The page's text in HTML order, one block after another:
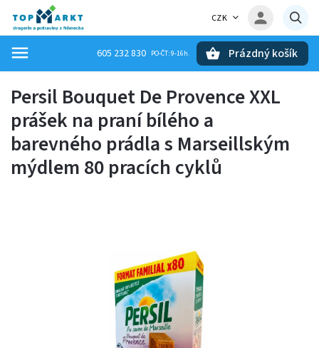
CZK
605 232 830 Prázdný košík
Persil Bouquet De Provence XXL
prášek na praní bílého a
barevného prádla s Marseillským
mýdlem 80 pracích cyklů